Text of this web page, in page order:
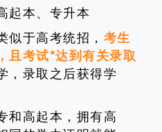
起本、专升本
似于高考统招， 考生
且考试*达到有关录取
，录取之后获得学
和高起本，拥有高